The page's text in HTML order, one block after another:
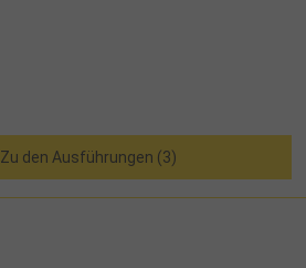
Zu den Ausführungen (3)